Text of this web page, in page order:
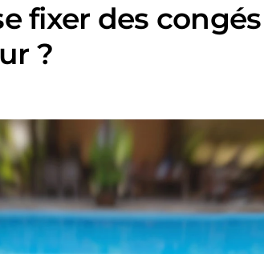
fixer des
?